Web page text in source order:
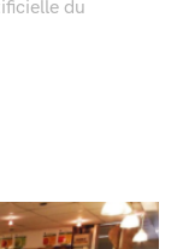
du